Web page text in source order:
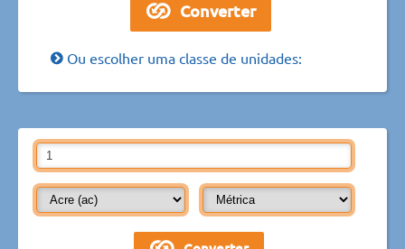
Ou escolher uma classe de unidades: